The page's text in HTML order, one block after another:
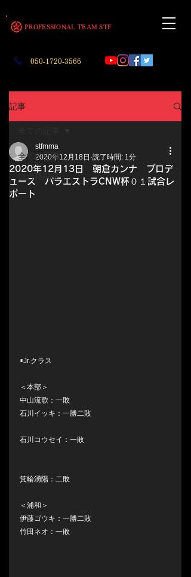
050‐1720‐3566
​PROFESSIONAL TEAM STF
記事
全ての記事
総合格闘技
2020年12月13日 朝倉カンナ プロデ
ュース パラエストラCNW杯０１試合レ
ポート
stfmma
2020年12月18日 読了時間: 1分
◉Jr.クラス
＜本部＞
中山流歌：一敗
石川イッキ：一勝二敗
石川コウセイ：一敗
箕輪湧陽：二敗
＜浦和＞
伊藤ゴウキ：一勝二敗
竹田ネオ：一敗